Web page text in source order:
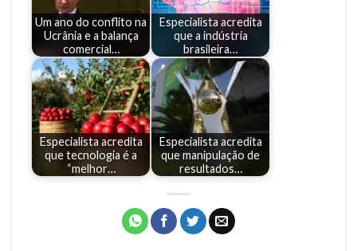
Um ano do conflito na
Ucrânia e a balança
comercial…
Especialista acredita
que a indústria
brasileira…
Especialista acredita
que tecnologia é a
“melhor…
Especialista acredita
que manipulação de
resultados…